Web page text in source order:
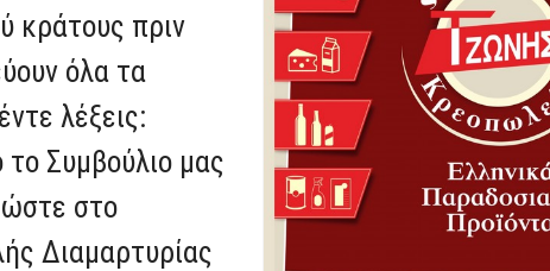
κράτους πριν
όλα τα
λέξεις:
Συμβούλιο μας
στο
Διαμαρτυρίας